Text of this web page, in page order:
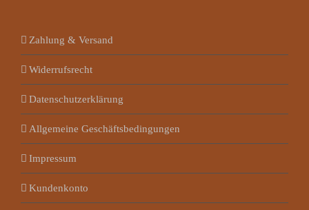
Zahlung & Versand
Widerrufsrecht
Datenschutzerklärung
Allgemeine Geschäftsbedingungen
Impressum
Kundenkonto